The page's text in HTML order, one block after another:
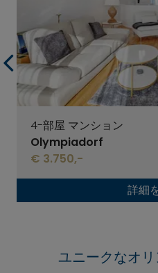
4-部屋 マンション
Olympiadorf
€ 3.750,-
詳細
ユニークなオ